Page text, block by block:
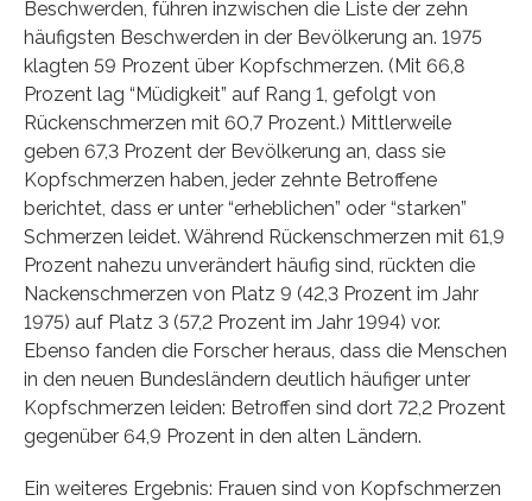
Beschwerden, führen inzwischen die Liste der zehn
häufigsten Beschwerden in der Bevölkerung an. 1975
klagten 59 Prozent über Kopfschmerzen. (Mit 66,8
Prozent lag “Müdigkeit” auf Rang 1, gefolgt von
Rückenschmerzen mit 60,7 Prozent.) Mittlerweile
geben 67,3 Prozent der Bevölkerung an, dass sie
Kopfschmerzen haben, jeder zehnte Betroffene
berichtet, dass er unter “erheblichen” oder “starken”
Schmerzen leidet. Während Rückenschmerzen mit 61,9
Prozent nahezu unverändert häufig sind, rückten die
Nackenschmerzen von Platz 9 (42,3 Prozent im Jahr
1975) auf Platz 3 (57,2 Prozent im Jahr 1994) vor.
Ebenso fanden die Forscher heraus, dass die Menschen
in den neuen Bundesländern deutlich häufiger unter
Kopfschmerzen leiden: Betroffen sind dort 72,2 Prozent
gegenüber 64,9 Prozent in den alten Ländern.
Ein weiteres Ergebnis: Frauen sind von Kopfschmerzen